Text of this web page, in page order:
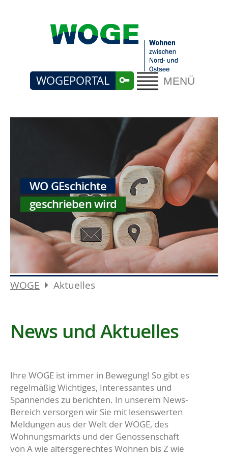
MENÜ
WOGEPORTAL
WO GEschichte
geschrieben wird
WOGE Aktuelles
News und Aktuelles
Ihre WOGE ist immer in Bewegung! So gibt es
regelmäßig Wichtiges, Interessantes und
Spannendes zu berichten. In unserem News-
Bereich versorgen wir Sie mit lesenswerten
Meldungen aus der Welt der WOGE, des
Wohnungsmarkts und der Genossenschaft
von A wie altersgerechtes Wohnen bis Z wie